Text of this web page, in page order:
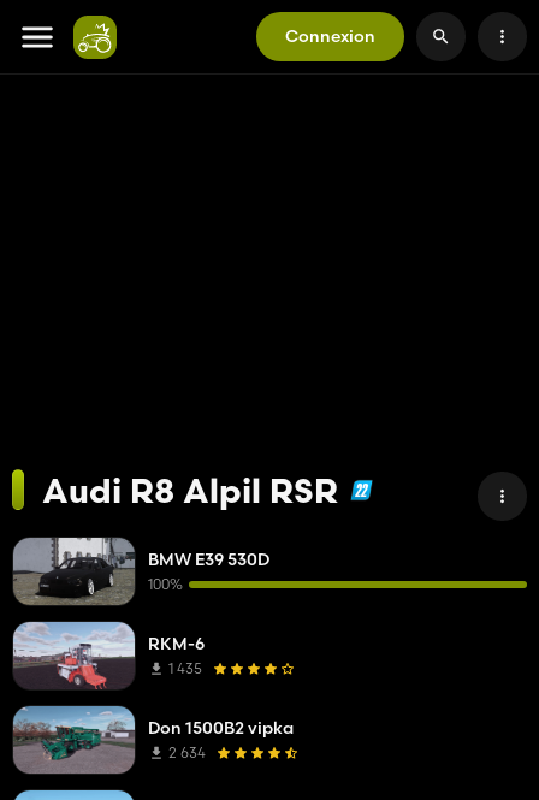
Connexion
Audi R8 Alpil RSR
BMW E39 530D
100%
RKM-6
1 435
Don 1500B2 vipka
2 634